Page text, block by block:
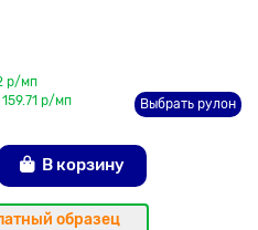
р/мп
р/мп
Выбрать рулон
В корзину
образец